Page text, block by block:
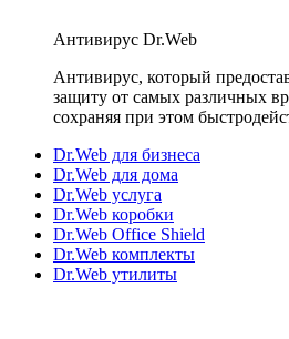
Антивирус Dr.Web
Антивирус, который
защиту от самых различных
сохраняя при этом
Dr.Web для бизнеса
Dr.Web для дома
Dr.Web услуга
Dr.Web коробки
Dr.Web Office Shield
Dr.Web комплекты
Dr.Web утилиты